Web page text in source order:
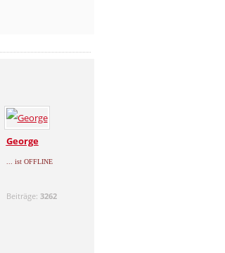
George
... ist OFFLINE
Beiträge: 3262